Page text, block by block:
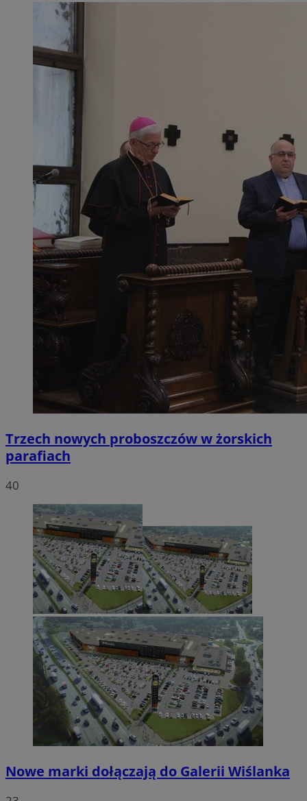
Trzech nowych proboszczów w żorskich
parafiach
40
Nowe marki dołączają do Galerii Wiślanka